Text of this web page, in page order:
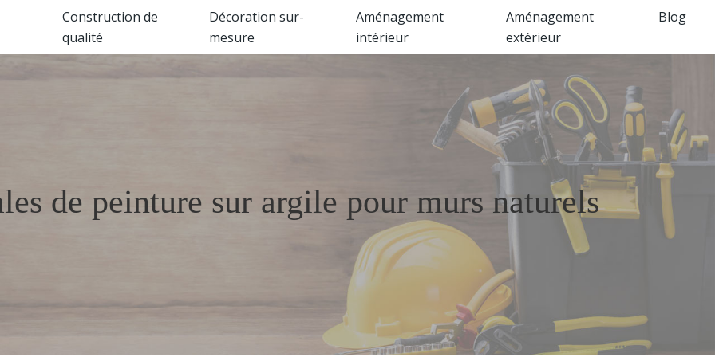
Construction de
qualité
Décoration sur-
mesure
Aménagement
intérieur
Aménagement
extérieur
Blog
de peinture sur argile pour murs naturels